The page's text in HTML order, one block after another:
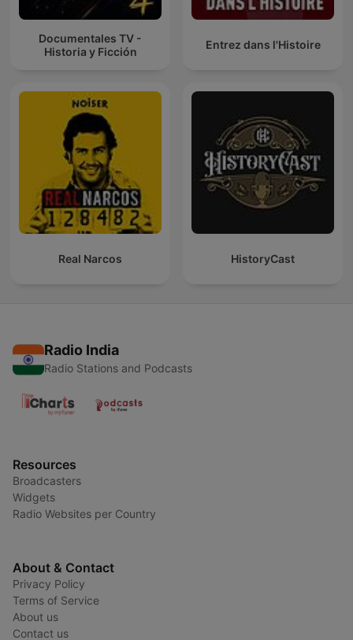
Documentales TV -
Historia y Ficción
Entrez dans l'Histoire
Real Narcos HistoryCast
Radio India
Radio Stations and Podcasts
Resources
Broadcasters
Widgets
Radio Websites per Country
About & Contact
Privacy Policy
Terms of Service
About us
Contact us